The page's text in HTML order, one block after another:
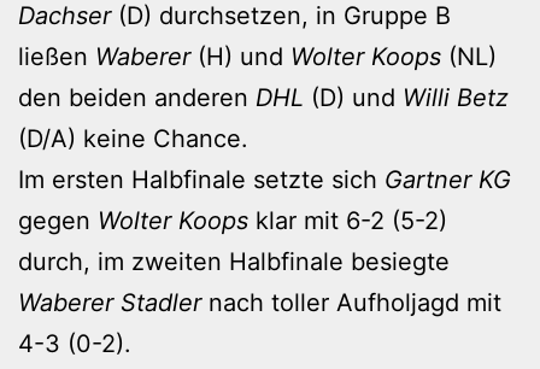
Dachser(D) durchsetzen, in Gruppe B
ließen Waberer(H) und Wolter Koops (NL)
den beiden anderen DHL (D) und Willi Betz
(D/A) keine Chance.
Im ersten Halbfinale setzte sich Gartner KG
gegen Wolter Koops klar mit 6-2 (5-2)
durch, im zweiten Halbfinale besiegte
Waberer Stadlernach toller Aufholjagd mit
4-3 (0-2).